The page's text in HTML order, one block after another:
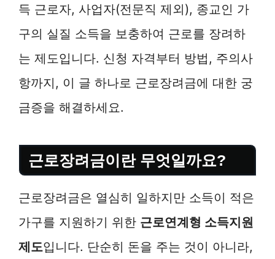
득 근로자, 사업자(전문직 제외), 종교인 가
구의 실질 소득을 보충하여 근로를 장려하
는 제도입니다. 신청 자격부터 방법, 주의사
항까지, 이 글 하나로 근로장려금에 대한 궁
금증을 해결하세요.
근로장려금이란 무엇일까요?
근로장려금은 열심히 일하지만 소득이 적은
가구를 지원하기 위한 근로연계형 소득지원
제도입니다. 단순히 돈을 주는 것이 아니라,